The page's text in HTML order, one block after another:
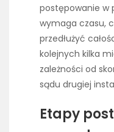
postępowanie w
wymaga czasu,
przedłużyć
kolejnych kilka
zależności od
sądu drugiej
Etapy